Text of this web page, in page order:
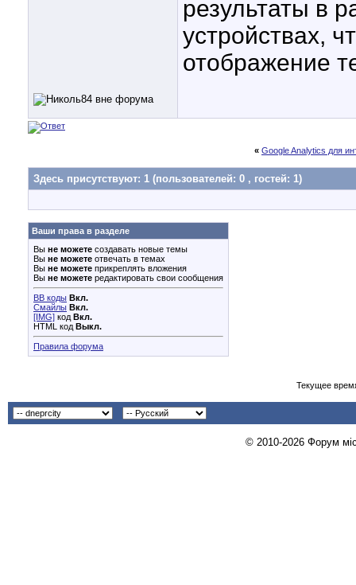
результаты в
устройствах,
отображение
« Google Analytics для
Здесь присутствуют: 1 (пользователей: 0 , гостей: 1)
Ваши права в разделе
Вы не можете создавать новые темы
Вы не можете отвечать в темах
Вы не можете прикреплять вложения
Вы не можете редактировать свои сообщения
BB коды Вкл.
Смайлы Вкл.
[IMG] код Вкл.
HTML код Выкл.
Правила форума
Текущее
© 2010-2026 Форум